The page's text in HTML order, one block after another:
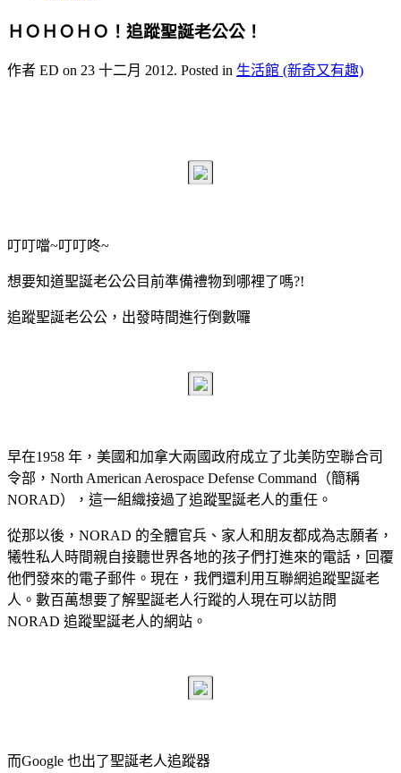
ＨＯＨＯＨＯ！追蹤聖誕老公公！
作者 ED on 23 十二月 2012. Posted in 生活館 (新奇又有趣)
叮叮噹~叮叮咚~
想要知道聖誕老公公目前準備禮物到哪裡了嗎?!
追蹤聖誕老公公，出發時間進行倒數囉
早在1958 年，美國和加拿大兩國政府成立了北美防空聯合司
令部，North American Aerospace Defense Command（簡稱
NORAD），這一組織接過了追蹤聖誕老人的重任。
從那以後，NORAD 的全體官兵、家人和朋友都成為志願者，
犧牲私人時間親自接聽世界各地的孩子們打進來的電話，回覆
他們發來的電子郵件。現在，我們還利用互聯網追蹤聖誕老
人。數百萬想要了解聖誕老人行蹤的人現在可以訪問
NORAD 追蹤聖誕老人的網站。
而Google 也出了聖誕老人追蹤器